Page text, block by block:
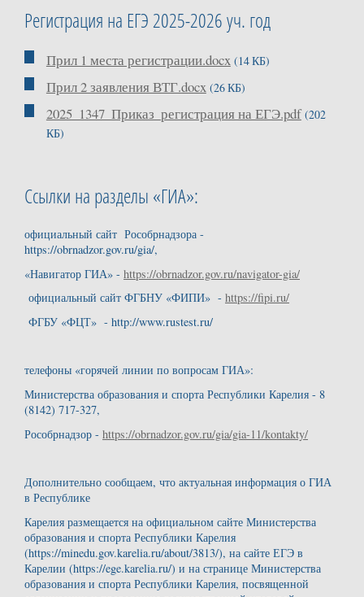
Регистрация на ЕГЭ 2025-2026 уч. год
Прил 1 места регистрации.docx (14 КБ)
Прил 2 заявления ВТГ.docx (26 КБ)
2025_1347_Приказ_регистрация на ЕГЭ.pdf (202
КБ)
Ссылки на разделы «ГИА»:
официальный сайт Рособрнадзора -
https://obrnadzor.gov.ru/gia/,
«Навигатор ГИА» - https://obrnadzor.gov.ru/navigator-gia/
официальный сайт ФГБНУ «ФИПИ» - https://fipi.ru/
ФГБУ «ФЦТ» - http://www.rustest.ru/
телефоны «горячей линии по вопросам ГИА»:
Министерства образования и спорта Республики Карелия - 8
(8142) 717-327,
Рособрнадзор - https://obrnadzor.gov.ru/gia/gia-11/kontakty/
Дополнительно сообщаем, что актуальная информация о ГИА
в Республике
Карелия размещается на официальном сайте Министерства
образования и спорта Республики Карелия
(https://minedu.gov.karelia.ru/about/3813/), на сайте ЕГЭ в
Карелии (https://ege.karelia.ru/) и на странице Министерства
образования и спорта Республики Карелия, посвященной